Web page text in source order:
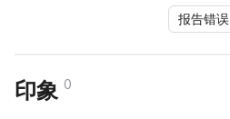
报告错误
印象 0